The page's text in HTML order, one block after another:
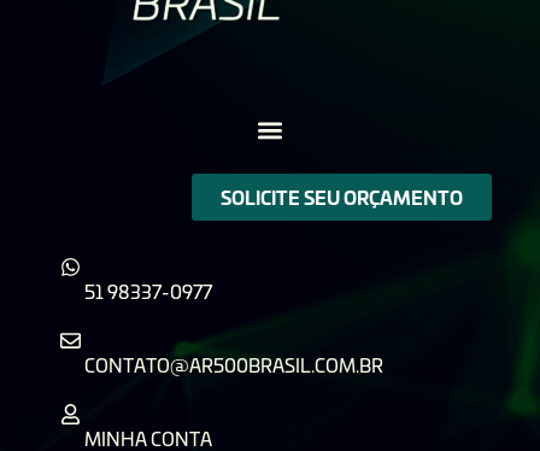
SOLICITE SEU ORÇAMENTO
51 98337-0977
CONTATO@AR500BRASIL.COM.BR
MINHA CONTA